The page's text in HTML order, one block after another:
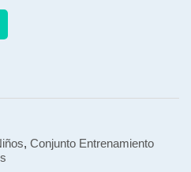
, Conjunto Entrenamiento